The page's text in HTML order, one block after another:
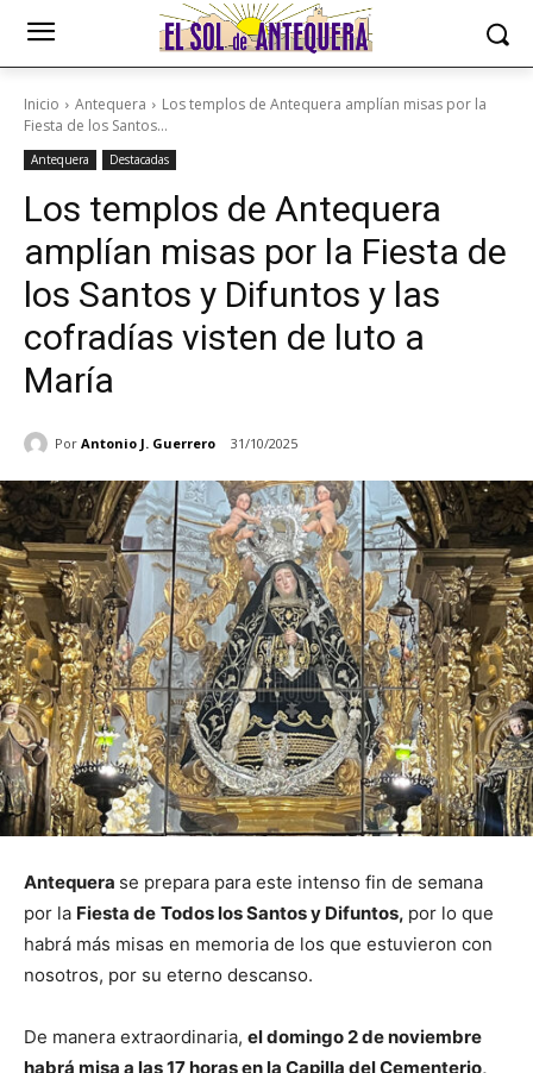
Inicio Antequera
Los templos de Antequera amplían misas por la
Fiesta de los Santos...
Antequera Destacadas
Los templos de Antequera
amplían misas por la Fiesta de
los Santos y Difuntos y las
cofradías visten de luto a
María
Por Antonio J. Guerrero 31/10/2025
Antequera se prepara para este intenso fin de semana
por la Fiesta de Todos los Santos y Difuntos, por lo que
habrá más misas en memoria de los que estuvieron con
nosotros, por su eterno descanso.
De manera extraordinaria, el domingo 2 de noviembre
habrá misa a las 17 horas en la Capilla del Cementerio,